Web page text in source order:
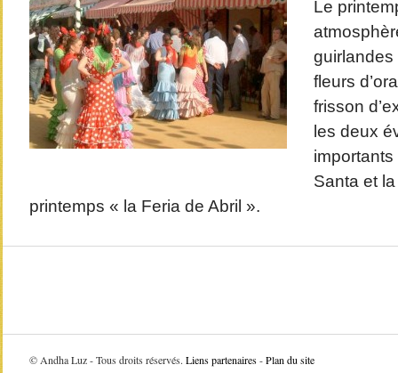
Le
guirlandes
fleurs
frisson
les deux
Santa et
printemps « la Feria de Abril ».
© Andha Luz - Tous droits réservés. Liens partenaires-Plan du site